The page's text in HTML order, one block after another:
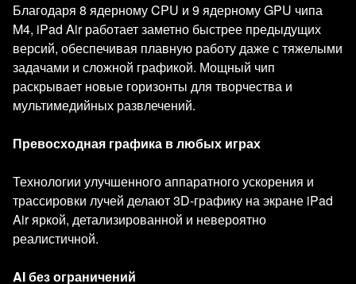
Благодаря 8 ядерному CPU и 9 ядерному GPU чипа
M4, iPad Air работает заметно быстрее предыдущих
версий, обеспечивая плавную работу даже с тяжелыми
задачами и сложной графикой. Мощный чип
раскрывает новые горизонты для творчества и
мультимедийных развлечений.
Превосходная графика в любых играх
Технологии улучшенного аппаратного ускорения и
трассировки лучей делают 3D-графику на экране iPad
Air яркой, детализированной и невероятно
реалистичной.
AI без ограничений